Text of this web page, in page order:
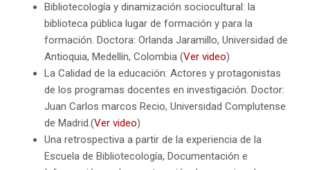
Bibliotecología y dinamización sociocultural: la
biblioteca pública lugar de formación y para la
formación. Doctora: Orlanda Jaramillo, Universidad de
Antioquia, Medellín, Colombia (Ver video)
La Calidad de la educación: Actores y protagonistas
de los programas docentes en investigación. Doctor:
Juan Carlos marcos Recio, Universidad Complutense
de Madrid.(Ver video)
Una retrospectiva a partir de la experiencia de la
Escuela de Bibliotecología, Documentación e